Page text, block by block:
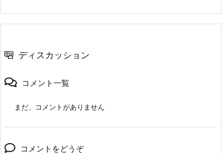
ディスカッション
コメント一覧
まだ、コメントがありません
コメントをどうぞ